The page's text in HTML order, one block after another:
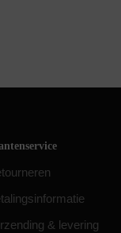
& levering